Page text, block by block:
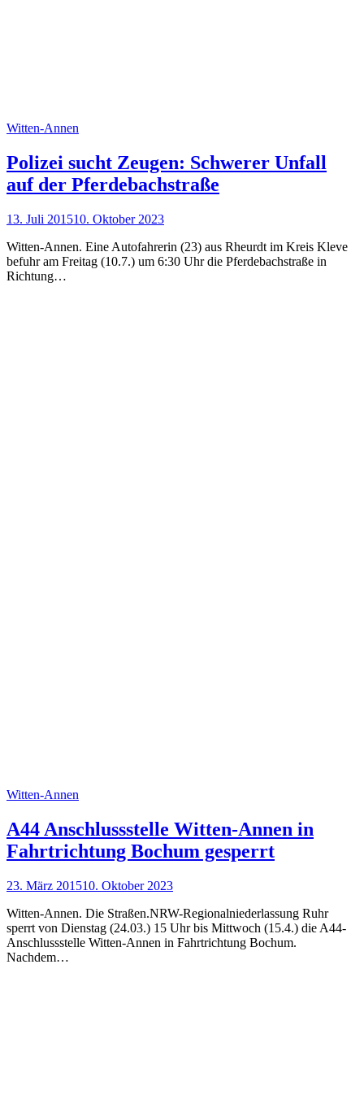
Witten-Annen
Polizei sucht Zeugen: Schwerer Unfall
auf der Pferdebachstraße
13. Juli 201510. Oktober 2023
Witten-Annen. Eine Autofahrerin (23) aus Rheurdt im Kreis Kleve
befuhr am Freitag (10.7.) um 6:30 Uhr die Pferdebachstraße in
Richtung…
Witten-Annen
A44 Anschlussstelle Witten-Annen in
Fahrtrichtung Bochum gesperrt
23. März 201510. Oktober 2023
Witten-Annen. Die Straßen.NRW-Regionalniederlassung Ruhr
sperrt von Dienstag (24.03.) 15 Uhr bis Mittwoch (15.4.) die A44-
Anschlussstelle Witten-Annen in Fahrtrichtung Bochum.
Nachdem…